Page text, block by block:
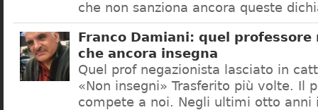
che non sanziona ancora queste
Franco Damiani: quel professore
che ancora insegna
Quel prof negazionista lasciato in
«Non insegni» Trasferito più volte. Il
compete a noi. Negli ultimi otto anni